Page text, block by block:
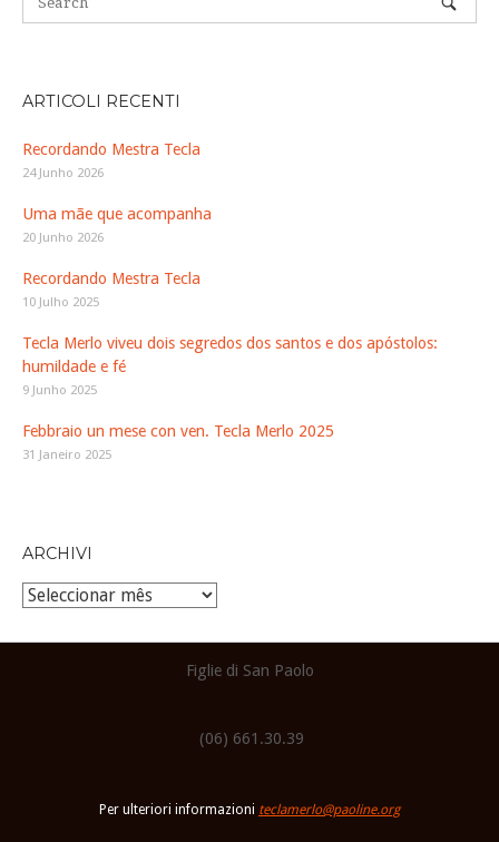
ARTICOLI RECENTI
Recordando Mestra Tecla
24 Junho 2026
Uma mãe que acompanha
20 Junho 2026
Recordando Mestra Tecla
10 Julho 2025
Tecla Merlo viveu dois segredos dos santos e dos apóstolos:
humildade e fé
9 Junho 2025
Febbraio un mese con ven. Tecla Merlo 2025
31 Janeiro 2025
ARCHIVI
Archivi
Figlie di San Paolo
(06) 661.30.39
Per ulteriori informazioni teclamerlo@paoline.org